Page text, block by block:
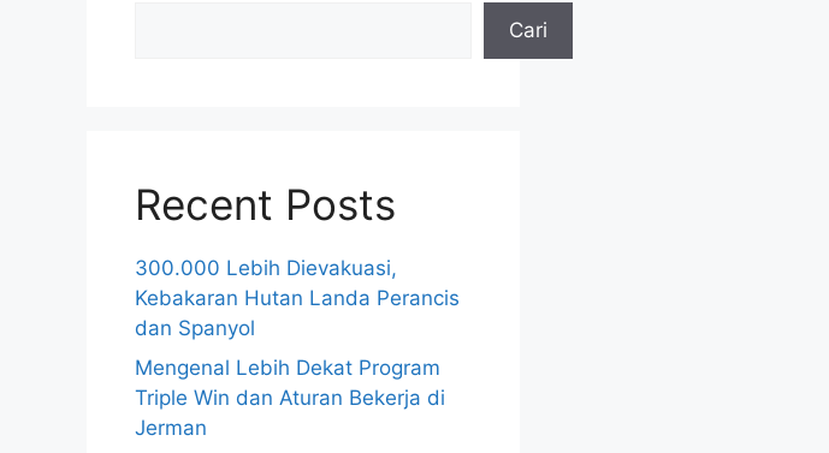
Cari
Recent Posts
300.000 Lebih Dievakuasi,
Kebakaran Hutan Landa Perancis
dan Spanyol
Mengenal Lebih Dekat Program
Triple Win dan Aturan Bekerja di
Jerman